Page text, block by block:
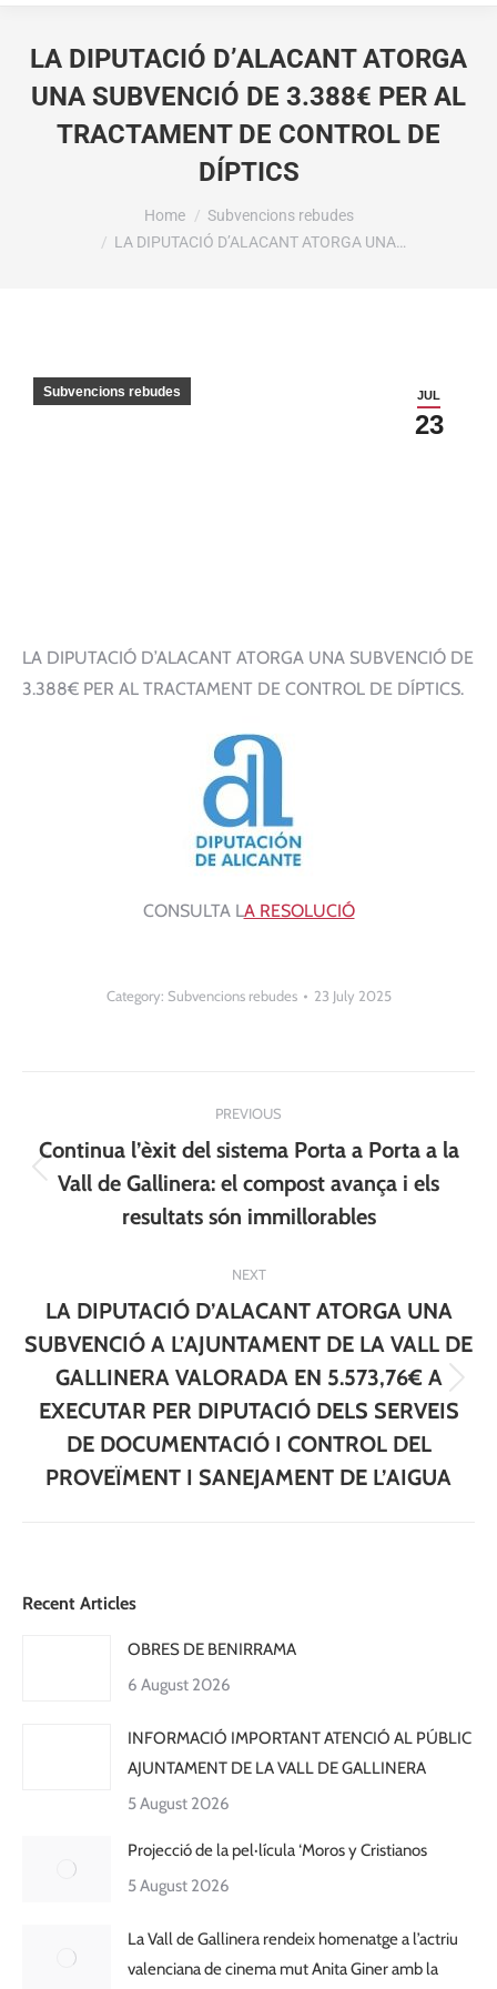
LA DIPUTACIÓ D’ALACANT ATORGA
UNA SUBVENCIÓ DE 3.388€ PER AL
TRACTAMENT DE CONTROL DE
DÍPTICS
Home
Subvencions rebudes
LA DIPUTACIÓ D’ALACANT ATORGA UNA…
JUL
23
Subvencions rebudes
LA DIPUTACIÓ D’ALACANT ATORGA UNA SUBVENCIÓ DE
3.388€ PER AL TRACTAMENT DE CONTROL DE DÍPTICS.
CONSULTA LA RESOLUCIÓ
Category: Subvencions rebudes 23 July 2025
navigation
PREVIOUS
Previous
post:
Continua l’èxit del sistema Porta a Porta a la
Vall de Gallinera: el compost avança i els
resultats són immillorables
NEXT
Next
post:
LA DIPUTACIÓ D’ALACANT ATORGA UNA
SUBVENCIÓ A L’AJUNTAMENT DE LA VALL DE
GALLINERA VALORADA EN 5.573,76€ A
EXECUTAR PER DIPUTACIÓ DELS SERVEIS
DE DOCUMENTACIÓ I CONTROL DEL
PROVEÏMENT I SANEJAMENT DE L’AIGUA
Recent Articles
OBRES DE BENIRRAMA
6 August 2026
INFORMACIÓ IMPORTANT ATENCIÓ AL PÚBLIC
AJUNTAMENT DE LA VALL DE GALLINERA
5 August 2026
Projecció de la pel·lícula ‘Moros y Cristianos
5 August 2026
La Vall de Gallinera rendeix homenatge a l’actriu
valenciana de cinema mut Anita Giner amb la